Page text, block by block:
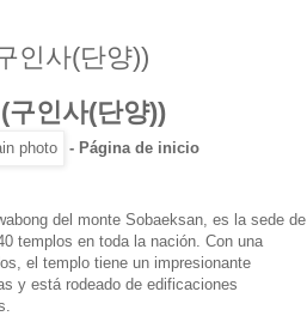
인사(단양))
인사(단양))
- Página de inicio
del monte Sobaeksan, es la sede de
templos en toda la nación. Con una
el templo tiene un impresionante
y está rodeado de edificaciones